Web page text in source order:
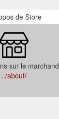
de Store
sur le marchand
../about/